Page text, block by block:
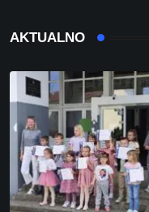
AKTUALNO